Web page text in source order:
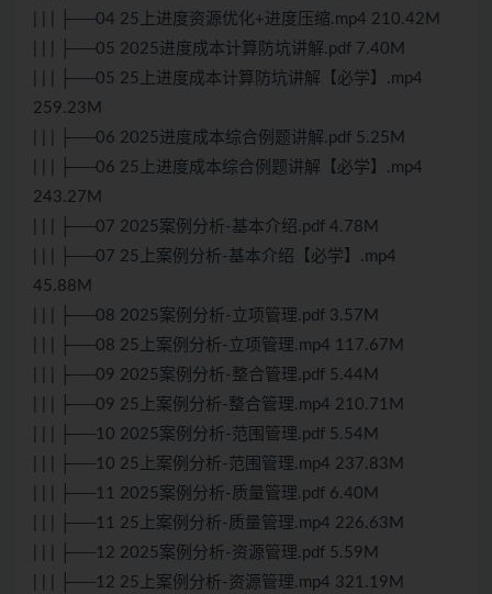
| | | ├──04 25上进度资源优化+进度压缩.mp4 210.42M
| | | ├──05 2025进度成本计算防坑讲解.pdf 7.40M
| | | ├──05 25上进度成本计算防坑讲解【必学】.mp4
259.23M
| | | ├──06 2025进度成本综合例题讲解.pdf 5.25M
| | | ├──06 25上进度成本综合例题讲解【必学】.mp4
243.27M
| | | ├──07 2025案例分析-基本介绍.pdf 4.78M
| | | ├──07 25上案例分析-基本介绍【必学】.mp4
45.88M
| | | ├──08 2025案例分析-立项管理.pdf 3.57M
| | | ├──08 25上案例分析-立项管理.mp4 117.67M
| | | ├──09 2025案例分析-整合管理.pdf 5.44M
| | | ├──09 25上案例分析-整合管理.mp4 210.71M
| | | ├──10 2025案例分析-范围管理.pdf 5.54M
| | | ├──10 25上案例分析-范围管理.mp4 237.83M
| | | ├──11 2025案例分析-质量管理.pdf 6.40M
| | | ├──11 25上案例分析-质量管理.mp4 226.63M
| | | ├──12 2025案例分析-资源管理.pdf 5.59M
| | | ├──12 25上案例分析-资源管理.mp4 321.19M